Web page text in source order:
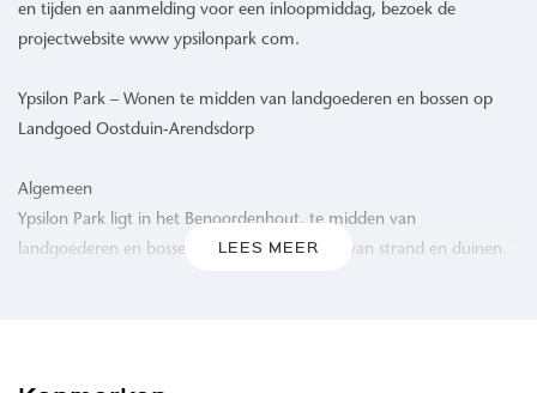
en tijden en aanmelding voor een inloopmiddag, bezoek de
projectwebsite www ypsilonpark com.
Ypsilon Park – Wonen te midden van landgoederen en bossen op
Landgoed Oostduin-Arendsdorp
Algemeen
Ypsilon Park ligt in het Benoordenhout, te midden van
landgoederen en bossen en op korte afstand van strand en duinen.
LEES MEER